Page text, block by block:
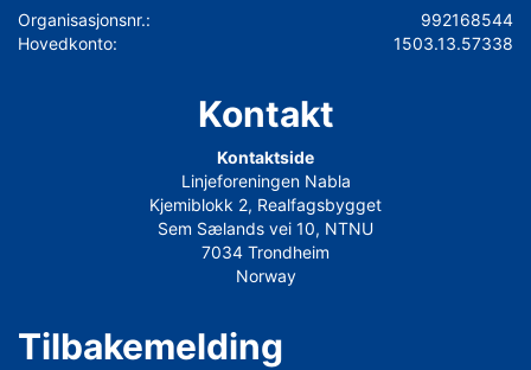
Organisasjonsnr.:
992168544
Hovedkonto:
1503.13.57338
Kontakt
Kontaktside
Linjeforeningen Nabla
Kjemiblokk 2, Realfagsbygget
Sem Sælands vei 10, NTNU
7034 Trondheim
Norway
Tilbakemelding